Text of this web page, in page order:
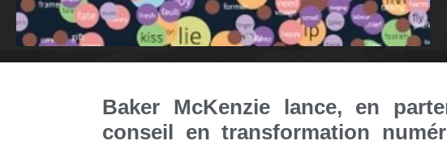
Baker McKenzie lance, en
conseil en transformation